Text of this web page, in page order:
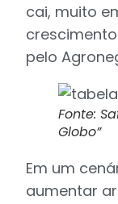
cai, muito
pelo
Fonte:
Globo”
Em um
aumentar